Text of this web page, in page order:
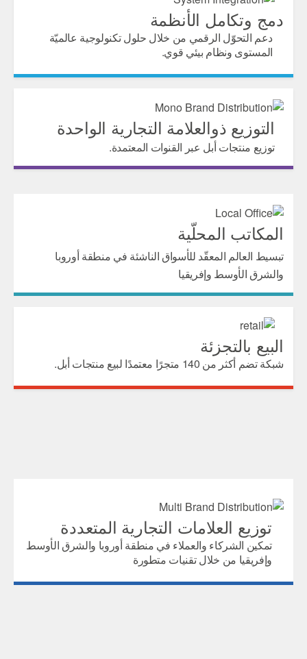
دمج وتكامل الأنظمة
دعم التحوّل الرقمي من خلال حلول تكنولوجية عالميّة
المستوى ونظام بيئي قوي.
التوزيع ذوالعلامة التجارية الواحدة
توزيع منتجات أبل عبر القنوات المعتمدة.
المكاتب المحلّية
تبسيط العالم المعقّد للأسواق الناشئة في منطقة أوروبا
والشرق الأوسط وإفريقيا
البيع بالتجزئة
شبكة تضم أكثر من 140 متجرًا معتمدًا لبيع منتجات أبل.
توزيع العلامات التجارية المتعددة
تمكين الشركاء والعملاء في منطقة أوروبا والشرق الأوسط
وإفريقيا من خلال تقنيات متطورة